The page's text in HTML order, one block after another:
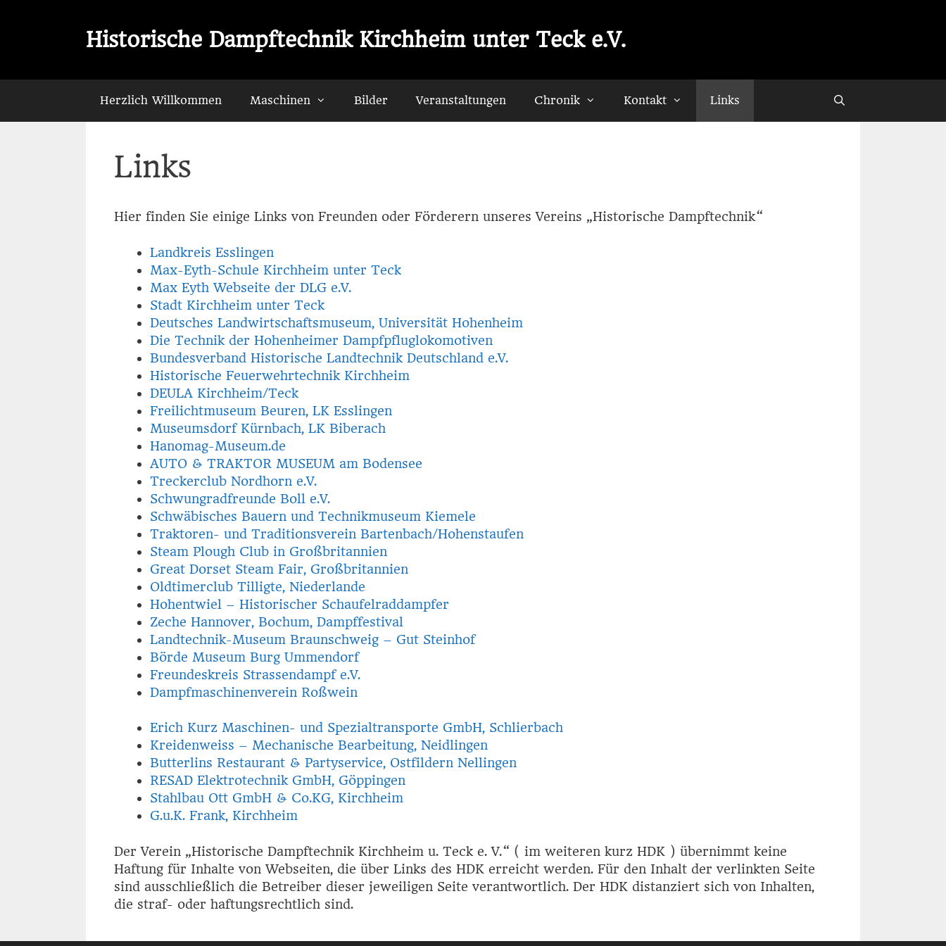
Historische Dampftechnik Kirchheim unter Teck e.V.
Herzlich Willkommen Maschinen Bilder Veranstaltungen Chronik Kontakt Links
Links
Hier finden Sie einige Links von Freunden oder Förderern unseres Vereins „Historische Dampftechnik“
Landkreis Esslingen
Max-Eyth-Schule Kirchheim unter Teck
Max Eyth Webseite der DLG e.V.
Stadt Kirchheim unter Teck
Deutsches Landwirtschaftsmuseum, Universität Hohenheim
Die Technik der Hohenheimer Dampfpfluglokomotiven
Bundesverband Historische Landtechnik Deutschland e.V.
Historische Feuerwehrtechnik Kirchheim
DEULA Kirchheim/Teck
Freilichtmuseum Beuren, LK Esslingen
Museumsdorf Kürnbach, LK Biberach
Hanomag-Museum.de
AUTO & TRAKTOR MUSEUM am Bodensee
Treckerclub Nordhorn e.V.
Schwungradfreunde Boll e.V.
Schwäbisches Bauern und Technikmuseum Kiemele
Traktoren- und Traditionsverein Bartenbach/Hohenstaufen
Steam Plough Club in Großbritannien
Great Dorset Steam Fair, Großbritannien
Oldtimerclub Tilligte, Niederlande
Hohentwiel – Historischer Schaufelraddampfer
Zeche Hannover, Bochum, Dampffestival
Landtechnik-Museum Braunschweig – Gut Steinhof
Börde Museum Burg Ummendorf
Freundeskreis Strassendampf e.V.
Dampfmaschinenverein Roßwein
Erich Kurz Maschinen- und Spezialtransporte GmbH, Schlierbach
Kreidenweiss – Mechanische Bearbeitung, Neidlingen
Butterlins Restaurant & Partyservice, Ostfildern Nellingen
RESAD Elektrotechnik GmbH, Göppingen
Stahlbau Ott GmbH & Co.KG, Kirchheim
G.u.K. Frank, Kirchheim
Der Verein „Historische Dampftechnik Kirchheim u. Teck e. V.“ ( im weiteren kurz HDK ) übernimmt keine
Haftung für Inhalte von Webseiten, die über Links des HDK erreicht werden. Für den Inhalt der verlinkten Seite
sind ausschließlich die Betreiber dieser jeweiligen Seite verantwortlich. Der HDK distanziert sich von Inhalten,
die straf- oder haftungsrechtlich sind.